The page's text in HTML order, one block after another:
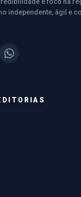
e foco na
independente, ágil e